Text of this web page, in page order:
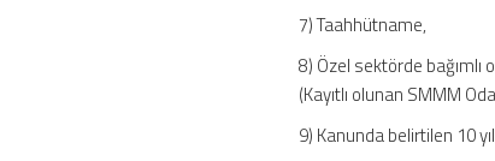
7) Taahhütname,
8) Özel sektörde bağımlı
(Kayıtlı olunan SMMM
9) Kanunda belirtilen 10